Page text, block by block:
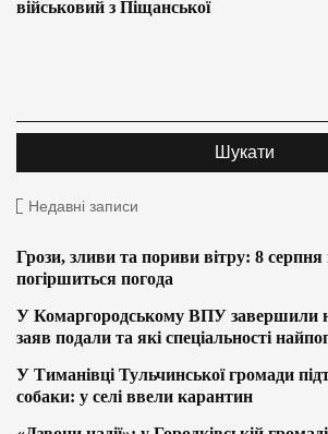
військовий з Піщанської
Недавні записи
Грози, зливи та пориви вітру: 8 серпня
погіршиться погода
У Комаргородському ВПУ завершили
заяв подали та які спеціальності
У Тиманівці Тульчинської громади
собаки: у селі ввели карантин